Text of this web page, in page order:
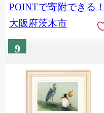
POINTで寄附できる！
大阪府茨木市
9